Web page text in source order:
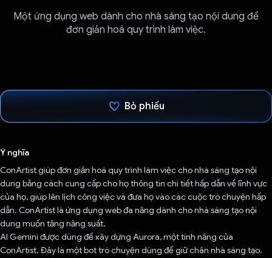
Một ứng dụng web dành cho nhà sáng tạo nội dung để
đơn giản hoá quy trình làm việc.
Bỏ phiếu
Ý nghĩa
ConArtist giúp đơn giản hoá quy trình làm việc cho nhà sáng tạo nội
dung bằng cách cung cấp cho họ thông tin chi tiết hấp dẫn về lĩnh vực
của họ, giúp lên lịch công việc và đưa họ vào các cuộc trò chuyện hấp
dẫn. ConArtist là ứng dụng web đa năng dành cho nhà sáng tạo nội
dung muốn tăng năng suất.
AI Gemini được dùng để xây dựng Aurora, một tính năng của
ConArtist. Đây là một bot trò chuyện dùng để giữ chân nhà sáng tạo.